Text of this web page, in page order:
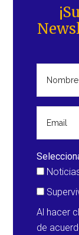
lateral
Al hacer
de